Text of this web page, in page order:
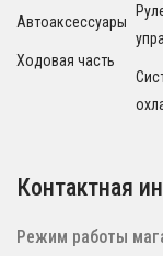
Автоаксессуары
Ходовая часть
Контактная
Режим работы